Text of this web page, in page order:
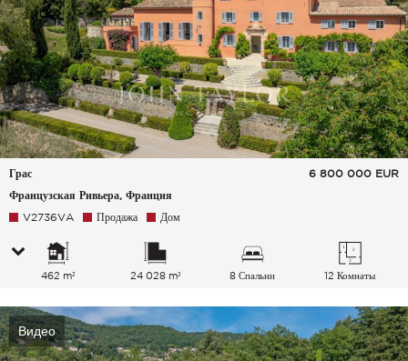
Грас
Французская Ривьера, Франция
6 800 000 EUR
V2736VA Продажа Дом
462 m² 24 028 m² 8 Спальни 12 Комнаты
Видео